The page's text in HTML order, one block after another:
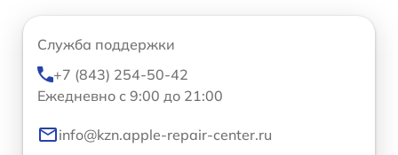
Служба поддержки
+7 (843) 254-50-42
Ежедневно с 9:00 до 21:00
info@kzn.apple-repair-center.ru